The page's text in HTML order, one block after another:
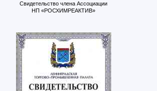
Свидетельство члена Ассоциации
НП «РОСХИМРЕАКТИВ»